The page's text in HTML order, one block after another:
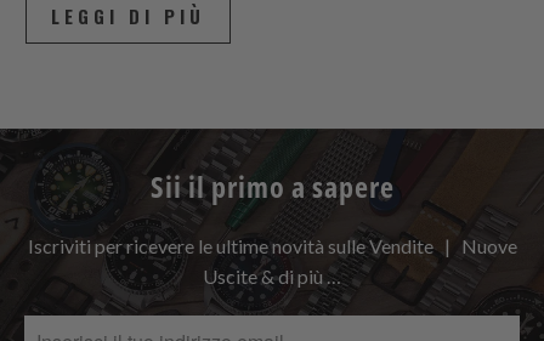
LEGGI DI PIÙ
Sii il primo a sapere
Iscriviti per ricevere le ultime novità sulle Vendite | Nuove
Uscite & di più …